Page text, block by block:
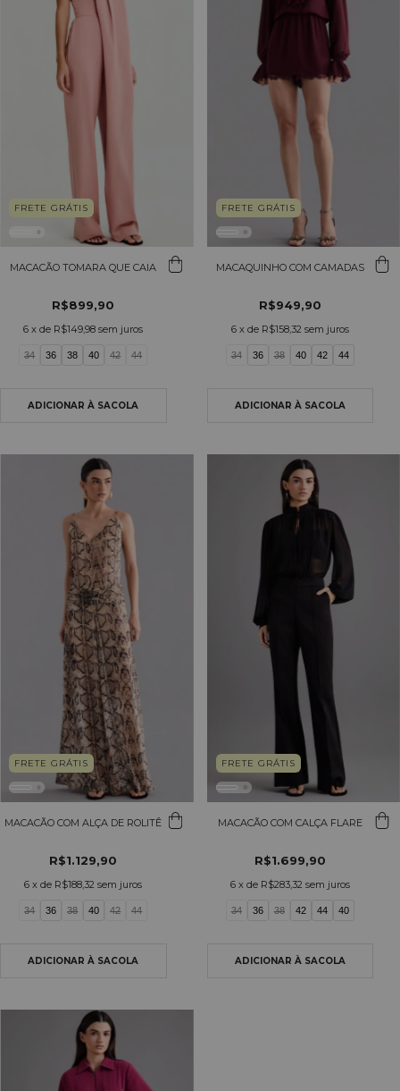
FRETE GRÁTIS
MACACÃO TOMARA QUE CAIA
R$899,90
6 x de R$149,98 sem juros
34 36 38 40 42 44
FRETE GRÁTIS
MACAQUINHO COM CAMADAS
R$949,90
6 x de R$158,32 sem juros
34 36 38 40 42 44
FRETE GRÁTIS
MACACÃO COM ALÇA DE ROLITÊ
R$1.129,90
6 x de R$188,32 sem juros
34 36 38 40 42 44
FRETE GRÁTIS
MACACÃO COM CALÇA FLARE
R$1.699,90
6 x de R$283,32 sem juros
34 36 38 42 44 40